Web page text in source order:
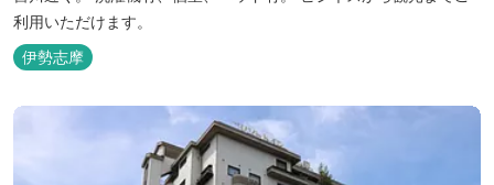
利用いただけます。
伊勢志摩